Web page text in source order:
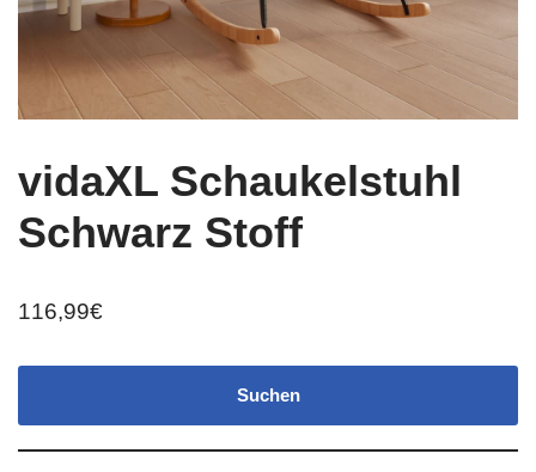
vidaXL Schaukelstuhl
Schwarz Stoff
116,99€
Suchen